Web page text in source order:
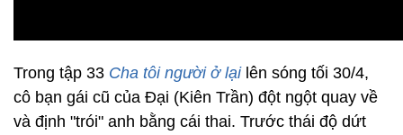
Trong tập 33 Cha tôi người ở lạilên sóng tối 30/4,
cô bạn gái cũ của Đại (Kiên Trần) đột ngột quay về
và định "trói" anh bằng cái thai. Trước thái độ dứt